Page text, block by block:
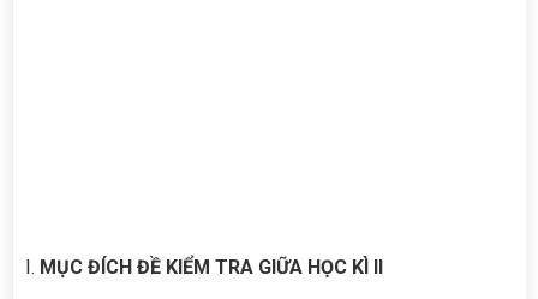
I. MỤC ĐÍCH ĐỀ KIỂM TRA GIỮA HỌC KÌ II